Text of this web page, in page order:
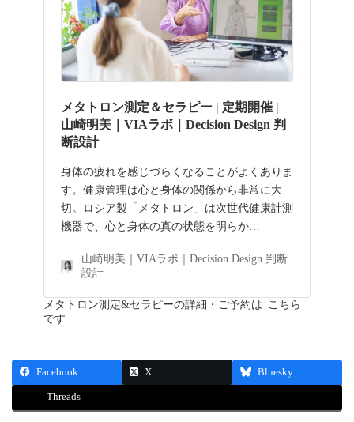
メタトロン測定＆セラピー | 定期開催 |
山崎明美｜VIAラボ｜Decision Design 判
断設計
身体の疲れを感じづらくなることがよくありま
す。健康管理は心と身体の関係から非常に大
切。ロシア製「メタトロン」は次世代健康計測
機器で、心と身体の真の状態を明らか…
山崎明美｜VIAラボ｜Decision Design 判断
設計
メタトロン測定&セラピーの詳細・ご予約は↑こちら
です
Facebook X Bluesky
Threads